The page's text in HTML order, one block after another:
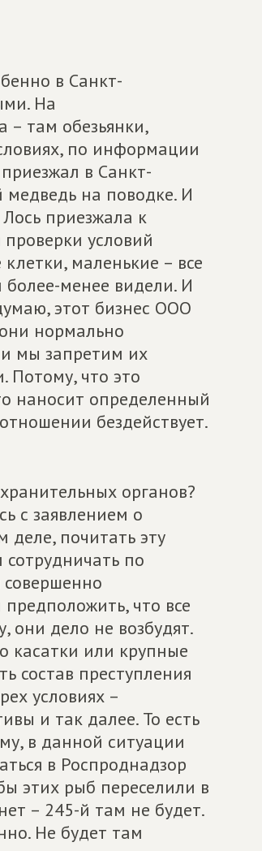
в Санкт-
На
– там обезьянки,
по информации
в Санкт-
медведь на поводке. И
приезжала к
условий
маленькие – все
менее видели. И
этот бизнес ООО
нормально
мы запретим их
Потому, что это
наносит определенный
бездействует.
органов?
с заявлением о
деле, почитать эту
по
совершенно
что все
они дело не возбудят.
касатки или крупные
состав преступления
условиях –
и так далее. То есть
в данной ситуации
в Роспроднадзор
этих рыб переселили в
– 245-й там не будет.
Не будет там